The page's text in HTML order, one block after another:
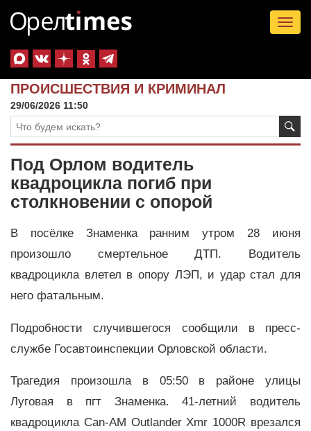
ПРОИСШЕСТВИЯ И КРИМИНАЛ
29/06/2026 11:50
Под Орлом водитель
квадроцикла погиб при
столкновении с опорой
В посёлке Знаменка ранним утром 28 июня
произошло смертельное ДТП. Водитель
квадроцикла влетел в опору ЛЭП, и удар стал для
него фатальным.
Подробности случившегося сообщили в пресс-
службе Госавтоинспекции Орловской области.
Трагедия произошла в 05:50 в районе улицы
Луговая в пгт Знаменка. 41-летний водитель
квадроцикла Can-AM Outlander Xmr 1000R врезался